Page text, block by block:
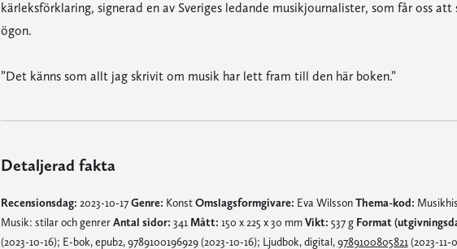
kärleksförklaring, signerad en av Sveriges ledande musikjournalister, som får oss
ögon.
”Det känns som allt jag skrivit om musik har lett fram till den här boken.”
Detaljerad fakta
Recensionsdag: 2023-10-17Genre: KonstOmslagsformgivare: Eva WilssonThema-kod:
Musik: stilar och genrerAntal sidor: 341 Mått: 150 x 225 x 30 mmVikt: 537 g Format
(2023-10-16); E-bok, epub2, 9789100196929 (2023-10-16); Ljudbok, digital,9789100805821 (2023-11-